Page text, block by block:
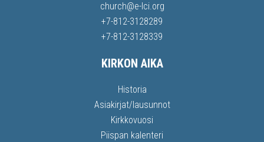
church@e-lci.org
+7-812-3128289
+7-812-3128339
KIRKON AIKA
Historia
Asiakirjat/lausunnot
Kirkkovuosi
Piispan kalenteri